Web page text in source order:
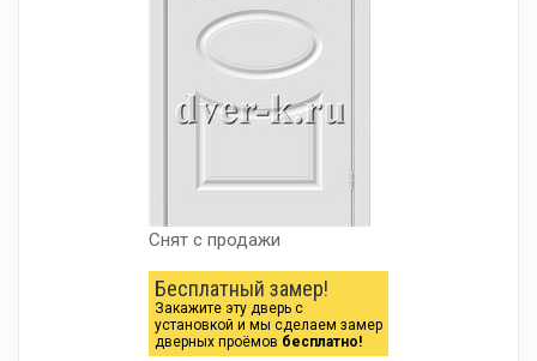
Снят с продажи
Бесплатный замер!
Закажите эту дверь с
установкой и мы сделаем замер
дверных проёмов бесплатно!